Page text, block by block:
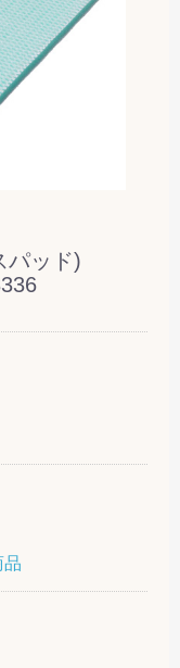
パッド)
品